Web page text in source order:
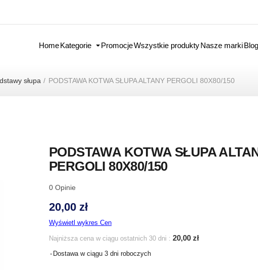
HomeKategorie PromocjeWszystkie produktyNasze markiBlog
słupa PODSTAWA KOTWA SŁUPA ALTANY PERGOLI 80X80/150
PODSTAWA KOTWA SŁUPA
PERGOLI 80X80/150
0 Opinie
20,00 zł
Wyświetl wykres Cen
Najniższa cena w ciągu ostatnich 30 dni : 20,00 zł
Dostawa w ciągu 3 dni roboczych